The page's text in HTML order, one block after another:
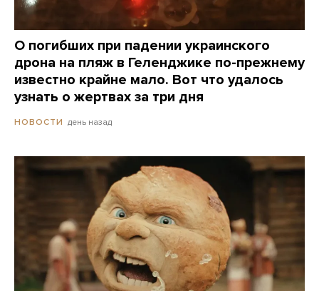
О погибших при падении украинского
дрона на пляж в Геленджике по-прежнему
известно крайне мало. Вот что удалось
узнать о жертвах за три дня
НОВОСТИ день назад